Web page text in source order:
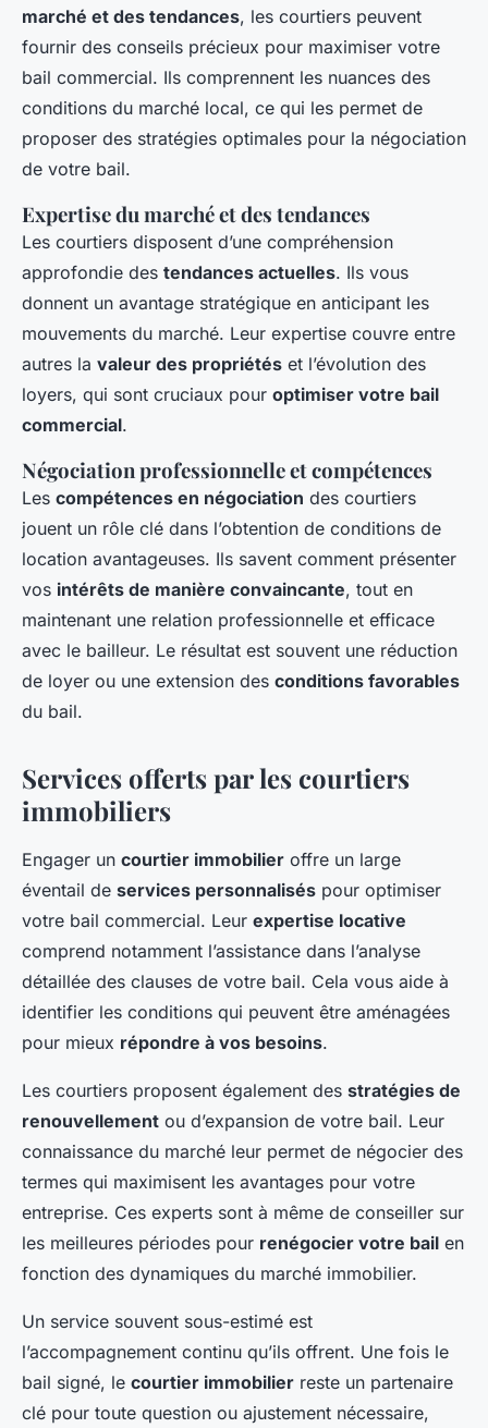
marché et des tendances, les courtiers peuvent
fournir des conseils précieux pour maximiser votre
bail commercial. Ils comprennent les nuances des
conditions du marché local, ce qui les permet de
proposer des stratégies optimales pour la négociation
de votre bail.
Expertise du marché et des tendances
Les courtiers disposent d’une compréhension
approfondie des tendances actuelles. Ils vous
donnent un avantage stratégique en anticipant les
mouvements du marché. Leur expertise couvre entre
autres la valeur des propriétés et l’évolution des
loyers, qui sont cruciaux pour optimiser votre bail
commercial.
Négociation professionnelle et compétences
Les compétences en négociation des courtiers
jouent un rôle clé dans l’obtention de conditions de
location avantageuses. Ils savent comment présenter
vos intérêts de manière convaincante, tout en
maintenant une relation professionnelle et efficace
avec le bailleur. Le résultat est souvent une réduction
de loyer ou une extension des conditions favorables
du bail.
Services offerts par les courtiers
immobiliers
Engager un courtier immobilier offre un large
éventail de services personnalisés pour optimiser
votre bail commercial. Leur expertise locative
comprend notamment l’assistance dans l’analyse
détaillée des clauses de votre bail. Cela vous aide à
identifier les conditions qui peuvent être aménagées
pour mieux répondre à vos besoins.
Les courtiers proposent également des stratégies de
renouvellement ou d’expansion de votre bail. Leur
connaissance du marché leur permet de négocier des
termes qui maximisent les avantages pour votre
entreprise. Ces experts sont à même de conseiller sur
les meilleures périodes pour renégocier votre bail en
fonction des dynamiques du marché immobilier.
Un service souvent sous-estimé est
l’accompagnement continu qu’ils offrent. Une fois le
bail signé, le courtier immobilier reste un partenaire
clé pour toute question ou ajustement nécessaire,